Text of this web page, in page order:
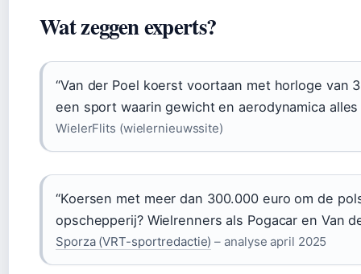
Wat zeggen experts?
“Van der Poel koerst voortaan met horloge van
een sport waarin gewicht en aerodynamica alles
WielerFlits (wielernieuwssite)
“Koersen met meer dan 300.000 euro om de
opschepperij? Wielrenners als Pogacar en Van
Sporza (VRT-sportredactie) – analyse april 2025